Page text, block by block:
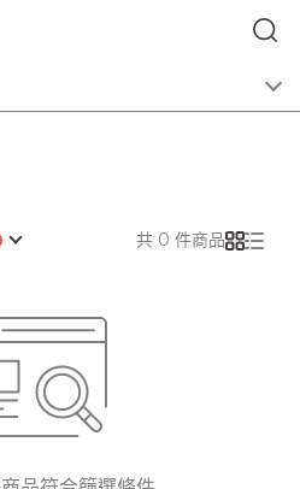
共 0 件商品